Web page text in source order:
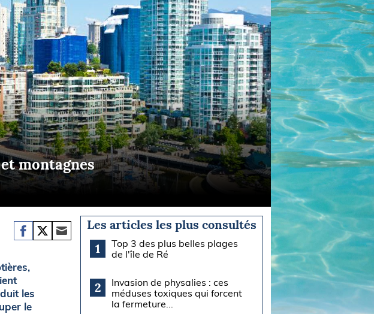
INFO
montagnes
les
le
Les articles les plus consultés
1
Top 3 des plus belles plages
de l'île de Ré
2
Invasion de physalies : ces
méduses toxiques qui forcent
la fermeture...